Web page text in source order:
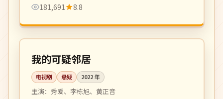
181,691
8.8
韩国
完结 全 12 集
我的可疑邻居
电视剧 悬疑 2022年
主演： 秀爱、李栋旭、黄正音